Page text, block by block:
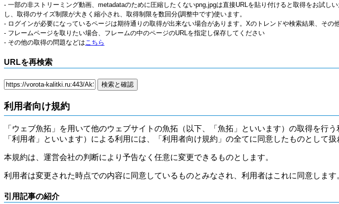
- 一部の非ストリーミング動画、metadataのために圧縮したくないpng,jpgは直接URLを貼り付けると取得をお試し
し、取得のサイズ制限が大きく縮小され、取得制限を数回分(調整中です)使います。
- ログインが必要になっているページは期待通りの取得が出来ない場合があります。Xのトレンドや検索結果、その
- フレームページを取りたい場合、フレームの中のページのURLを指定し保存してください
- その他の取得の問題などは こちら
URLを再検索
利用者向け規約
「ウェブ魚拓」を用いて他のウェブサイトの魚拓（以下、「魚拓」といいます）の取得を行う
「利用者」といいます）による利用には、「利用者向け規約」の全てに同意したものとして扱
本規約は、運営会社の判断により予告なく任意に変更できるものとします。
利用者は変更された時点での内容に同意しているものとみなされ、利用者はこれに同意します
引用記事の紹介